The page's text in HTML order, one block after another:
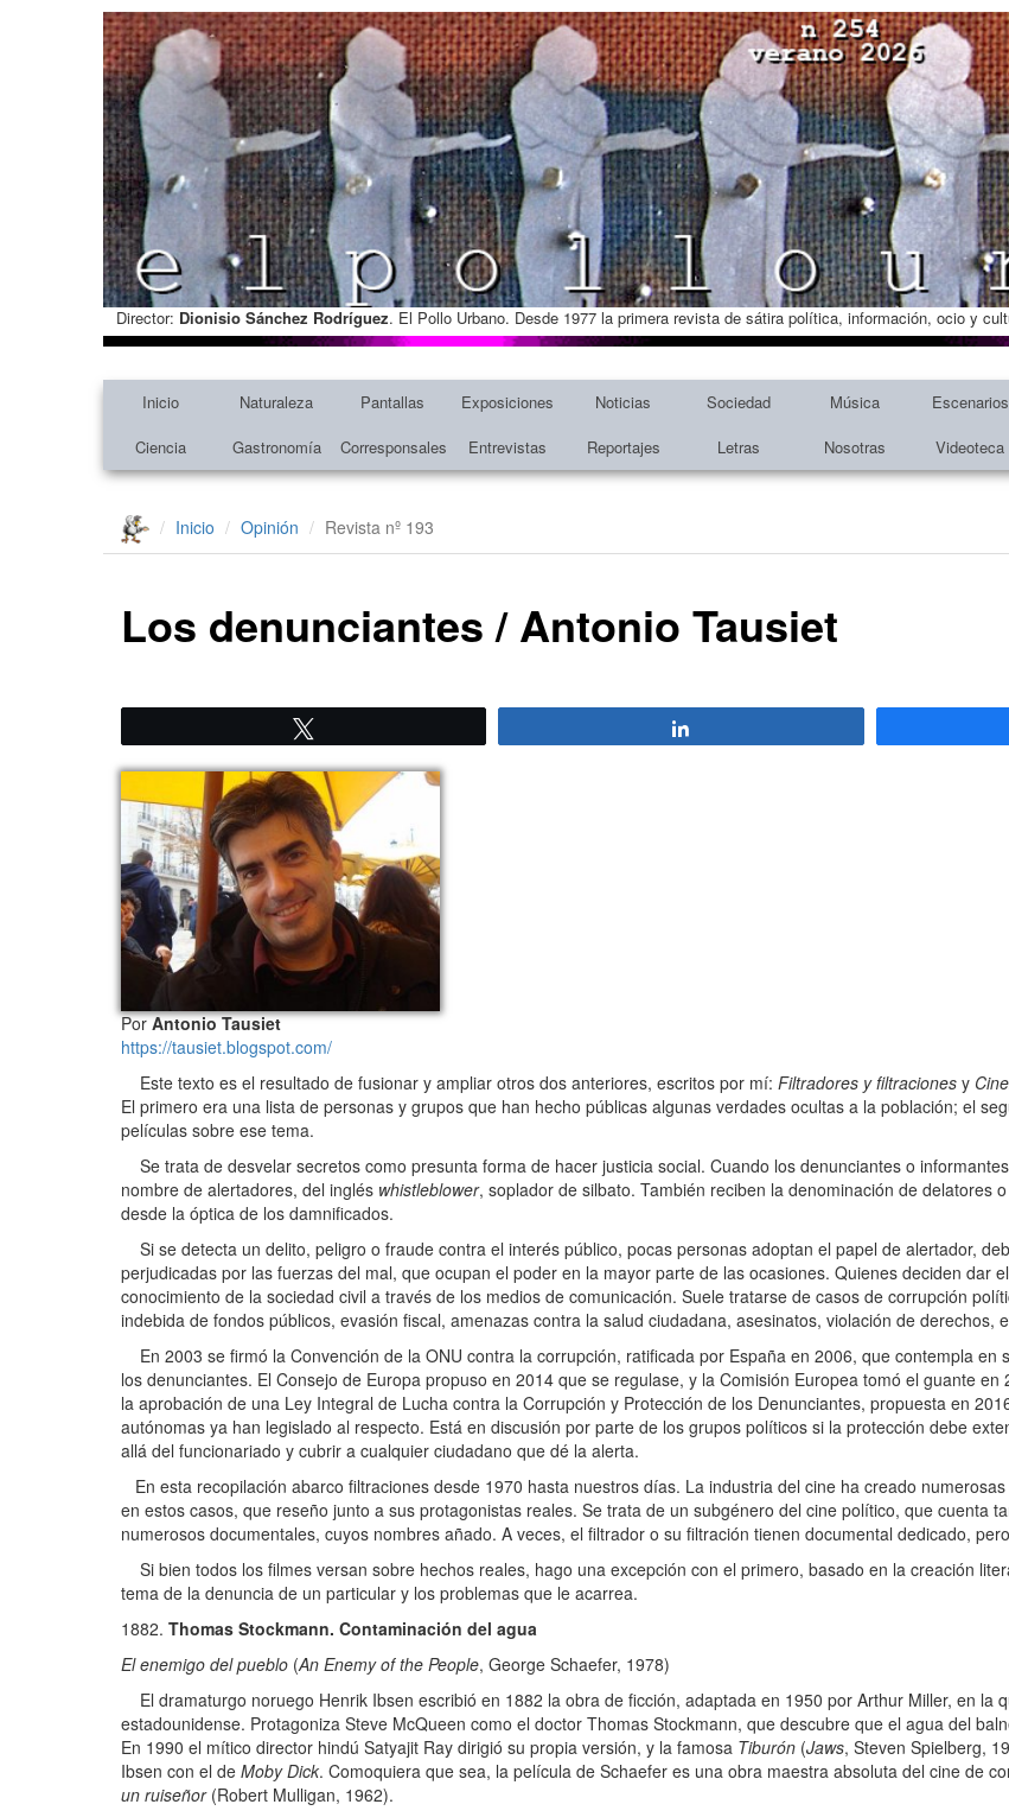
Director: Dionisio Sánchez Rodríguez. El Pollo Urbano. Desde 1977 la primera revista de sátira política, información, ocio y
Inicio Naturaleza Pantallas Exposiciones Noticias Sociedad Música Escenarios
Ciencia
Gastronomía Corresponsales Entrevistas Reportajes Letras Nosotras Videoteca
Inicio Opinión Revista nº 193
Los denunciantes / Antonio Tausiet
PorAntonio Tausiet
https://tausiet.blogspot.com/
Este texto es el resultado de fusionar y ampliar otros dos anteriores, escritos por mí: Filtradores y filtraciones y
El primero era una lista de personas y grupos que han hecho públicas algunas verdades ocultas a la población; el
películas sobre ese tema.
Se trata de desvelar secretos como presunta forma de hacer justicia social. Cuando los denunciantes o
nombre de alertadores, del inglés whistleblower, soplador de silbato. También reciben la denominación de delatores
desde la óptica de los damnificados.
Si se detecta un delito, peligro o fraude contra el interés público, pocas personas adoptan el papel de alertador,
perjudicadas por las fuerzas del mal, que ocupan el poder en la mayor parte de las ocasiones. Quienes deciden dar
conocimiento de la sociedad civil a través de los medios de comunicación. Suele tratarse de casos de corrupción
indebida de fondos públicos, evasión fiscal, amenazas contra la salud ciudadana, asesinatos, violación de derechos,
En 2003 se firmó la Convención de la ONU contra la corrupción, ratificada por España en 2006, que contempla en
los denunciantes. El Consejo de Europa propuso en 2014 que se regulase, y la Comisión Europea tomó el guante en
la aprobación de una Ley Integral de Lucha contra la Corrupción y Protección de los Denunciantes, propuesta en
autónomas ya han legislado al respecto. Está en discusión por parte de los grupos políticos si la protección debe
allá del funcionariado y cubrir a cualquier ciudadano que dé la alerta.
En esta recopilación abarco filtraciones desde 1970 hasta nuestros días. La industria del cine ha creado
en estos casos, que reseño junto a sus protagonistas reales. Se trata de un subgénero del cine político, que cuenta
numerosos documentales, cuyos nombres añado. A veces, el filtrador o su filtración tienen documental dedicado,
Si bien todos los filmes versan sobre hechos reales, hago una excepción con el primero, basado en la creación
tema de la denuncia de un particular y los problemas que le acarrea.
Thomas Stockmann. Contaminación del agua
El enemigo del pueblo (An Enemy of the People, George Schaefer, 1978)
El dramaturgo noruego Henrik Ibsen escribió en 1882 la obra de ficción, adaptada en 1950 por Arthur Miller, en la
estadounidense. Protagoniza Steve McQueen como el doctor Thomas Stockmann, que descubre que el agua del
En 1990 el mítico director hindú Satyajit Ray dirigió su propia versión, y la famosa Tiburón (Jaws, Steven Spielberg,
Ibsen con el de Moby Dick. Comoquiera que sea, la película de Schaefer es una obra maestra absoluta del cine de
un ruiseñor(Robert Mulligan, 1962).